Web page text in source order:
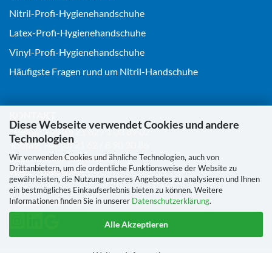
Diese Webseite verwendet Cookies und andere
Technologien
Wir verwenden Cookies und ähnliche Technologien, auch von
Drittanbietern, um die ordentliche Funktionsweise der Website zu
gewährleisten, die Nutzung unseres Angebotes zu analysieren und Ihnen
ein bestmögliches Einkaufserlebnis bieten zu können. Weitere
Informationen finden Sie in unserer Datenschutzerklärung.
Alle Akzeptieren
Nitril-Profi-Hygienehandschuhe
Latex-Profi-Hygienehandschuhe
Vinyl-Profi-Hygienehandschuhe
Häufigste Fragen rund um Nitril-Handschuhe
Telefon:+49 (0) 21 62 / 1 03 89 02
Telefax: +49 (0) 21 62 / 8 90 30 86
Email:info@t-plastics.de
Web:t-plastics.de
FOLGEN SIE UNS